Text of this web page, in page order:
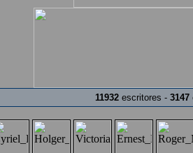
11932 escritores - 3147